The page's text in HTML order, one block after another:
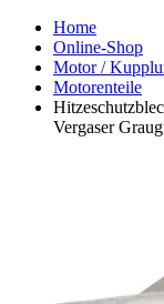
Home
Online-Shop
Motor /
Motorenteile
Vergaser